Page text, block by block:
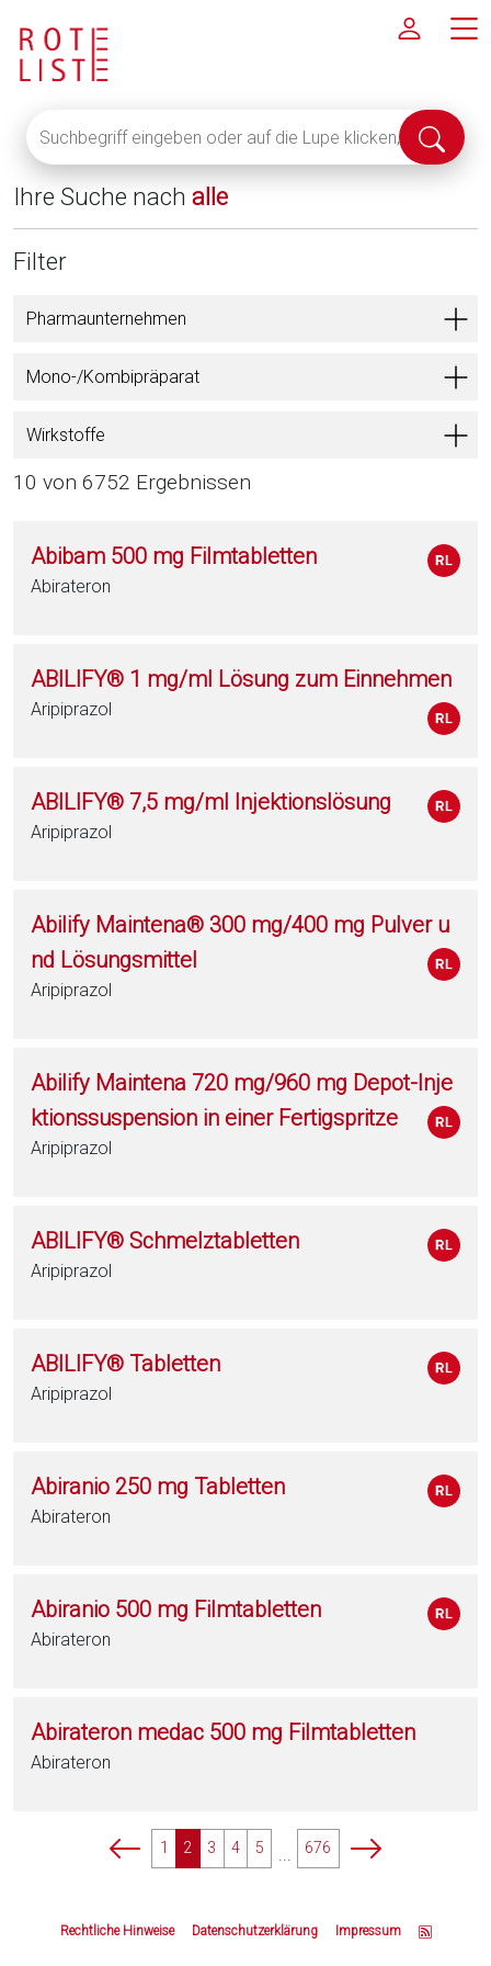
eingeben
oder
auf
die
Lupe
alle
anzuzeigen
Suche
Ihre Suche nach alle
Filter
Pharmaunternehmen
Mono-/Kombipräparat
Wirkstoffe
10 von 6752 Ergebnissen
Abibam 500 mg Filmtabletten
Abirateron
ABILIFY® 1 mg/ml Lösung zum Einnehmen
Aripiprazol
ABILIFY® 7,5 mg/ml Injektionslösung
Aripiprazol
Abilify Maintena® 300 mg/400 mg Pulver u
nd Lösungsmittel
Aripiprazol
Abilify Maintena 720 mg/960 mg Depot-Inje
ktionssuspension in einer Fertigspritze
Aripiprazol
ABILIFY® Schmelztabletten
Aripiprazol
ABILIFY® Tabletten
Aripiprazol
Abiranio 250 mg Tabletten
Abirateron
Abiranio 500 mg Filmtabletten
Abirateron
Abirateron medac 500 mg Filmtabletten
Abirateron
p
n
1 2 3 4 5 ... 676
p
n
Rechtliche Hinweise Datenschutzerklärung Impressum